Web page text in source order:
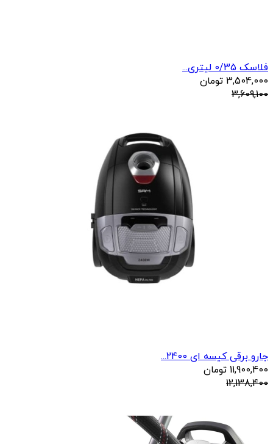
فلاسک 0/35 لیتری...
3,504,000 تومان
3,609,100
جارو برقی کیسه ای 2400...
11,900,400 تومان
12,138,400